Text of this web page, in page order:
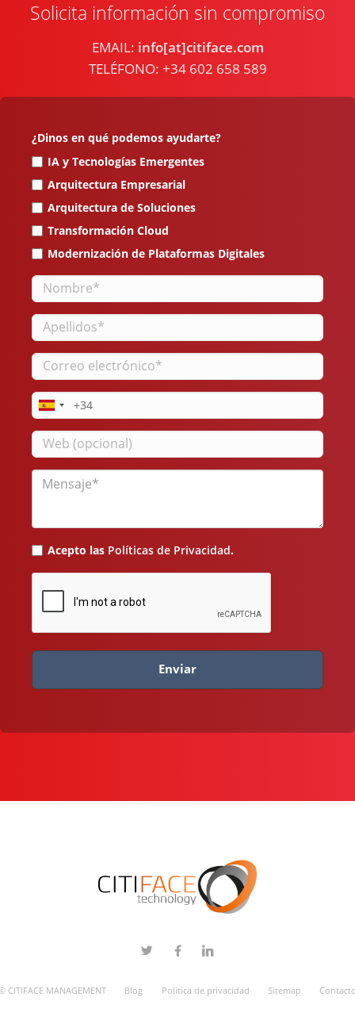
Solicita información sin compromiso
EMAIL: info[at]citiface.com
TELÉFONO: +34 602 658 589
¿Dinos en qué podemos ayudarte?
IA y Tecnologías Emergentes
Arquitectura Empresarial
Arquitectura de Soluciones
Transformación Cloud
Modernización de Plataformas Digitales
Nombre
Apellidos
Correo
electrónico
Teléfono
Web
Mensaje
Acepto las Políticas de Privacidad.
Enviar
CITIFACE MANAGEMENT Blog Politica de privacidad Sitemap